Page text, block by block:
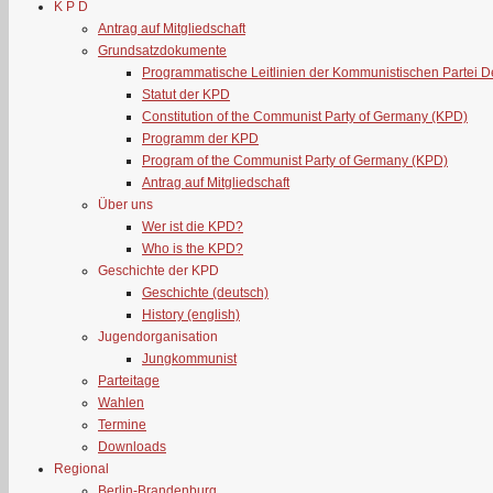
K P D
Antrag auf Mitgliedschaft
Grundsatzdokumente
Programmatische Leitlinien der Kommunistischen Partei
Statut der KPD
Constitution of the Communist Party of Germany (KPD)
Programm der KPD
Program of the Communist Party of Germany (KPD)
Antrag auf Mitgliedschaft
Über uns
Wer ist die KPD?
Who is the KPD?
Geschichte der KPD
Geschichte (deutsch)
History (english)
Jugendorganisation
Jungkommunist
Parteitage
Wahlen
Termine
Downloads
Regional